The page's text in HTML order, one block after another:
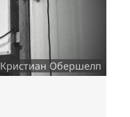
Кристиан Обершелп